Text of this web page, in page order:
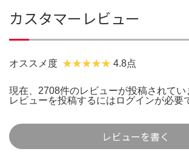
カスタマーレビュー
オススメ度 4.8点
現在、2708件のレビューが投稿されてい
レビューを投稿するには ログインが必要
レビューを書く